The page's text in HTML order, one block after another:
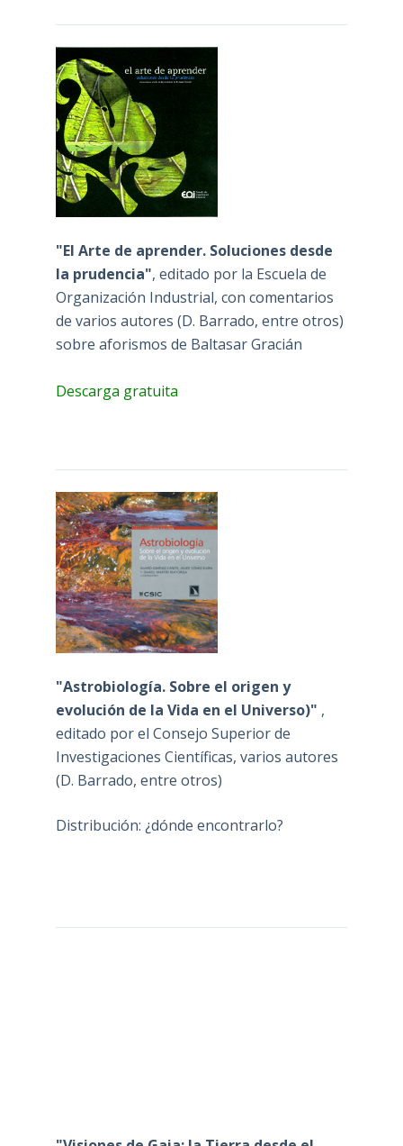
"El Arte de aprender. Soluciones desde
la prudencia", editado por la Escuela de
Organización Industrial, con comentarios
de varios autores (D. Barrado, entre otros)
sobre aforismos de Baltasar Gracián
Descarga gratuita
"Astrobiología. Sobre el origen y
evolución de la Vida en el Universo)" ,
editado por el Consejo Superior de
Investigaciones Científicas, varios autores
(D. Barrado, entre otros)
Distribución: ¿dónde encontrarlo?